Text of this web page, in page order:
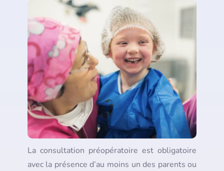
La consultation préopératoire est obligatoire
avec la présence d’au moins un des parents ou